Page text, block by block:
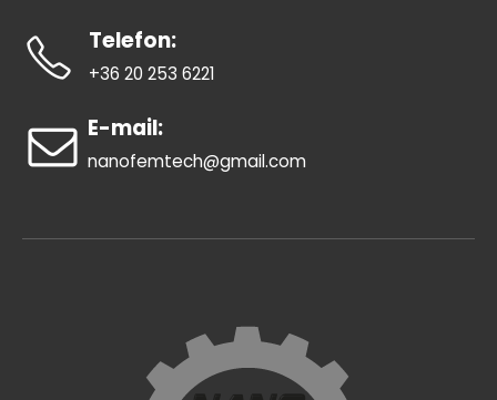
Telefon:
+36 20 253 6221
E-mail:
nanofemtech@gmail.com